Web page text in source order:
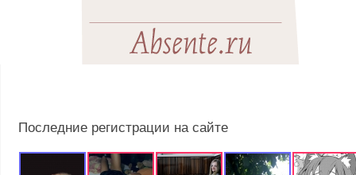
Последние регистрации на сайте